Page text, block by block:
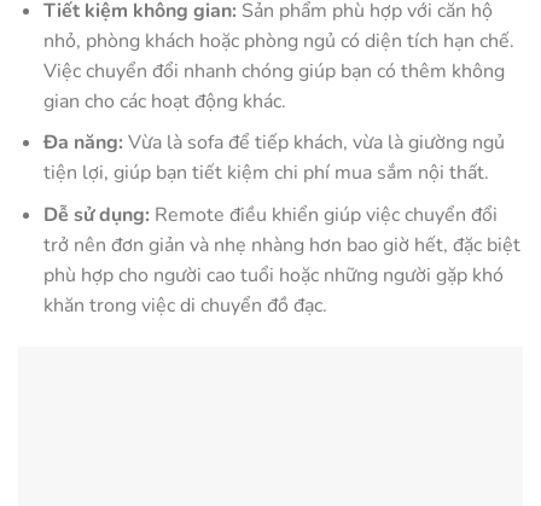
Tiết kiệm không gian: Sản phẩm phù hợp với căn hộ
nhỏ, phòng khách hoặc phòng ngủ có diện tích hạn chế.
Việc chuyển đổi nhanh chóng giúp bạn có thêm không
gian cho các hoạt động khác.
Đa năng: Vừa là sofa để tiếp khách, vừa là giường ngủ
tiện lợi, giúp bạn tiết kiệm chi phí mua sắm nội thất.
Dễ sử dụng: Remote điều khiển giúp việc chuyển đổi
trở nên đơn giản và nhẹ nhàng hơn bao giờ hết, đặc biệt
phù hợp cho người cao tuổi hoặc những người gặp khó
khăn trong việc di chuyển đồ đạc.